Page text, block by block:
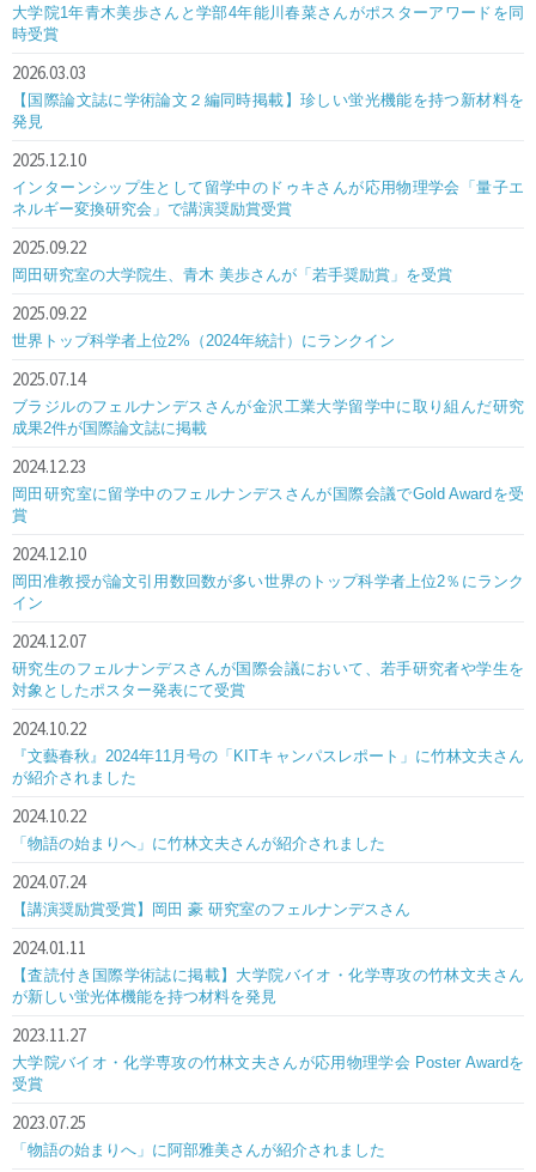
大学院1年青木美歩さんと学部4年能川春菜さんがポスターアワードを同
時受賞
2026.03.03
【国際論文誌に学術論文２編同時掲載】珍しい蛍光機能を持つ新材料を
発見
2025.12.10
インターンシップ生として留学中のドゥキさんが応用物理学会「量子エ
ネルギー変換研究会」で講演奨励賞受賞
2025.09.22
岡田研究室の大学院生、青木 美歩さんが「若手奨励賞」を受賞
2025.09.22
世界トップ科学者上位2%（2024年統計）にランクイン
2025.07.14
ブラジルのフェルナンデスさんが金沢工業大学留学中に取り組んだ研究
成果2件が国際論文誌に掲載
2024.12.23
岡田研究室に留学中のフェルナンデスさんが国際会議でGold Awardを受
賞
2024.12.10
岡田准教授が論文引用数回数が多い世界のトップ科学者上位2％にランク
イン
2024.12.07
研究生のフェルナンデスさんが国際会議において、若手研究者や学生を
対象としたポスター発表にて受賞
2024.10.22
『文藝春秋』2024年11月号の「KITキャンパスレポート」に竹林文夫さん
が紹介されました
2024.10.22
「物語の始まりへ」に竹林文夫さんが紹介されました
2024.07.24
【講演奨励賞受賞】岡田 豪 研究室のフェルナンデスさん
2024.01.11
【査読付き国際学術誌に掲載】大学院バイオ・化学専攻の竹林文夫さん
が新しい蛍光体機能を持つ材料を発見
2023.11.27
大学院バイオ・化学専攻の竹林文夫さんが応用物理学会 Poster Awardを
受賞
2023.07.25
「物語の始まりへ」に阿部雅美さんが紹介されました